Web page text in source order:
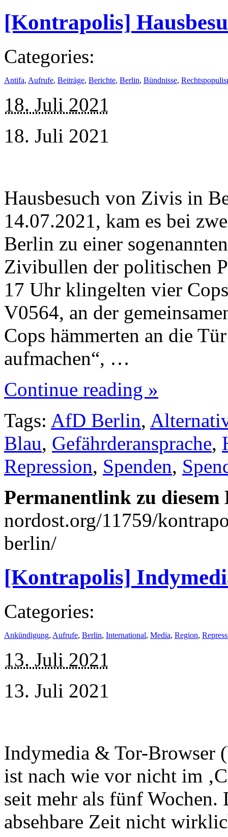
[Kontrapolis]
Categories:
Antifa, Aufrufe, Beiträge, Berichte, Berlin, Bündnisse,
18. Juli 2021
18. Juli 2021
Hausbesuch von Zivis in
14.07.2021, kam es bei
Berlin zu einer
Zivibullen der politischen
17 Uhr klingelten vier
V0564, an der
Cops hämmerten an die
aufmachen“, …
Continue reading »
Tags: AfD Berlin,
Blau, Gefährderansprache,
Repression, Spenden,
Permanentlink zu
nordost.org/11759/
berlin/
[Kontrapolis]
Categories:
Ankündigung, Aufrufe, Berlin, International, Media, Region,
13. Juli 2021
13. Juli 2021
Indymedia & Tor-Browser
ist nach wie vor nicht im
seit mehr als fünf
absehbare Zeit nicht